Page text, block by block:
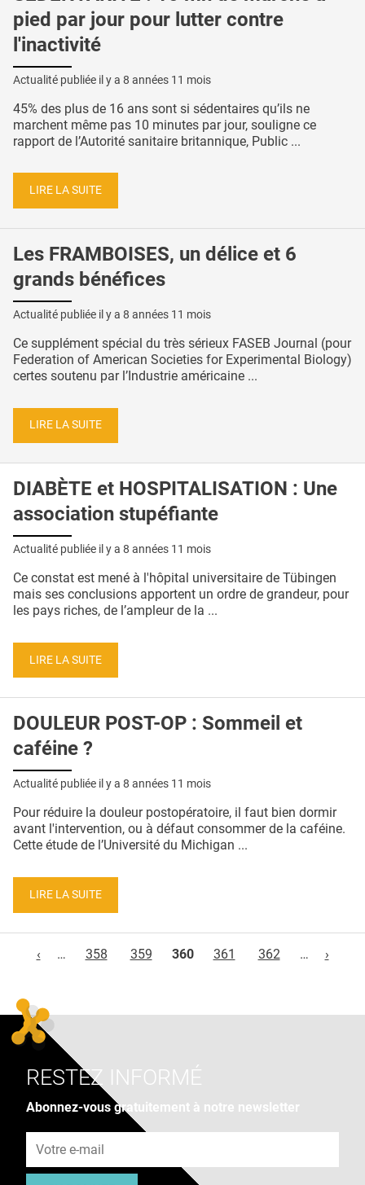
pied par jour pour lutter contre
l'inactivité
Actualité publiée il y a 8 années 11 mois
45% des plus de 16 ans sont si sédentaires qu’ils ne
marchent même pas 10 minutes par jour, souligne ce
rapport de l’Autorité sanitaire britannique, Public ...
LIRE LA SUITE
Les FRAMBOISES, un délice et 6
grands bénéfices
Actualité publiée il y a 8 années 11 mois
Ce supplément spécial du très sérieux FASEB Journal (pour
Federation of American Societies for Experimental Biology)
certes soutenu par l’Industrie américaine ...
LIRE LA SUITE
DIABÈTE et HOSPITALISATION : Une
association stupéfiante
Actualité publiée il y a 8 années 11 mois
Ce constat est mené à l'hôpital universitaire de Tübingen
mais ses conclusions apportent un ordre de grandeur, pour
les pays riches, de l’ampleur de la ...
LIRE LA SUITE
DOULEUR POST-OP : Sommeil et
caféine ?
Actualité publiée il y a 8 années 11 mois
Pour réduire la douleur postopératoire, il faut bien dormir
avant l'intervention, ou à défaut consommer de la caféine.
Cette étude de l’Université du Michigan ...
LIRE LA SUITE
‹
… 358 359 360 361 362 … ›
RESTEZ INFORMÉ
Abonnez-vous gratuitement à notre newsletter